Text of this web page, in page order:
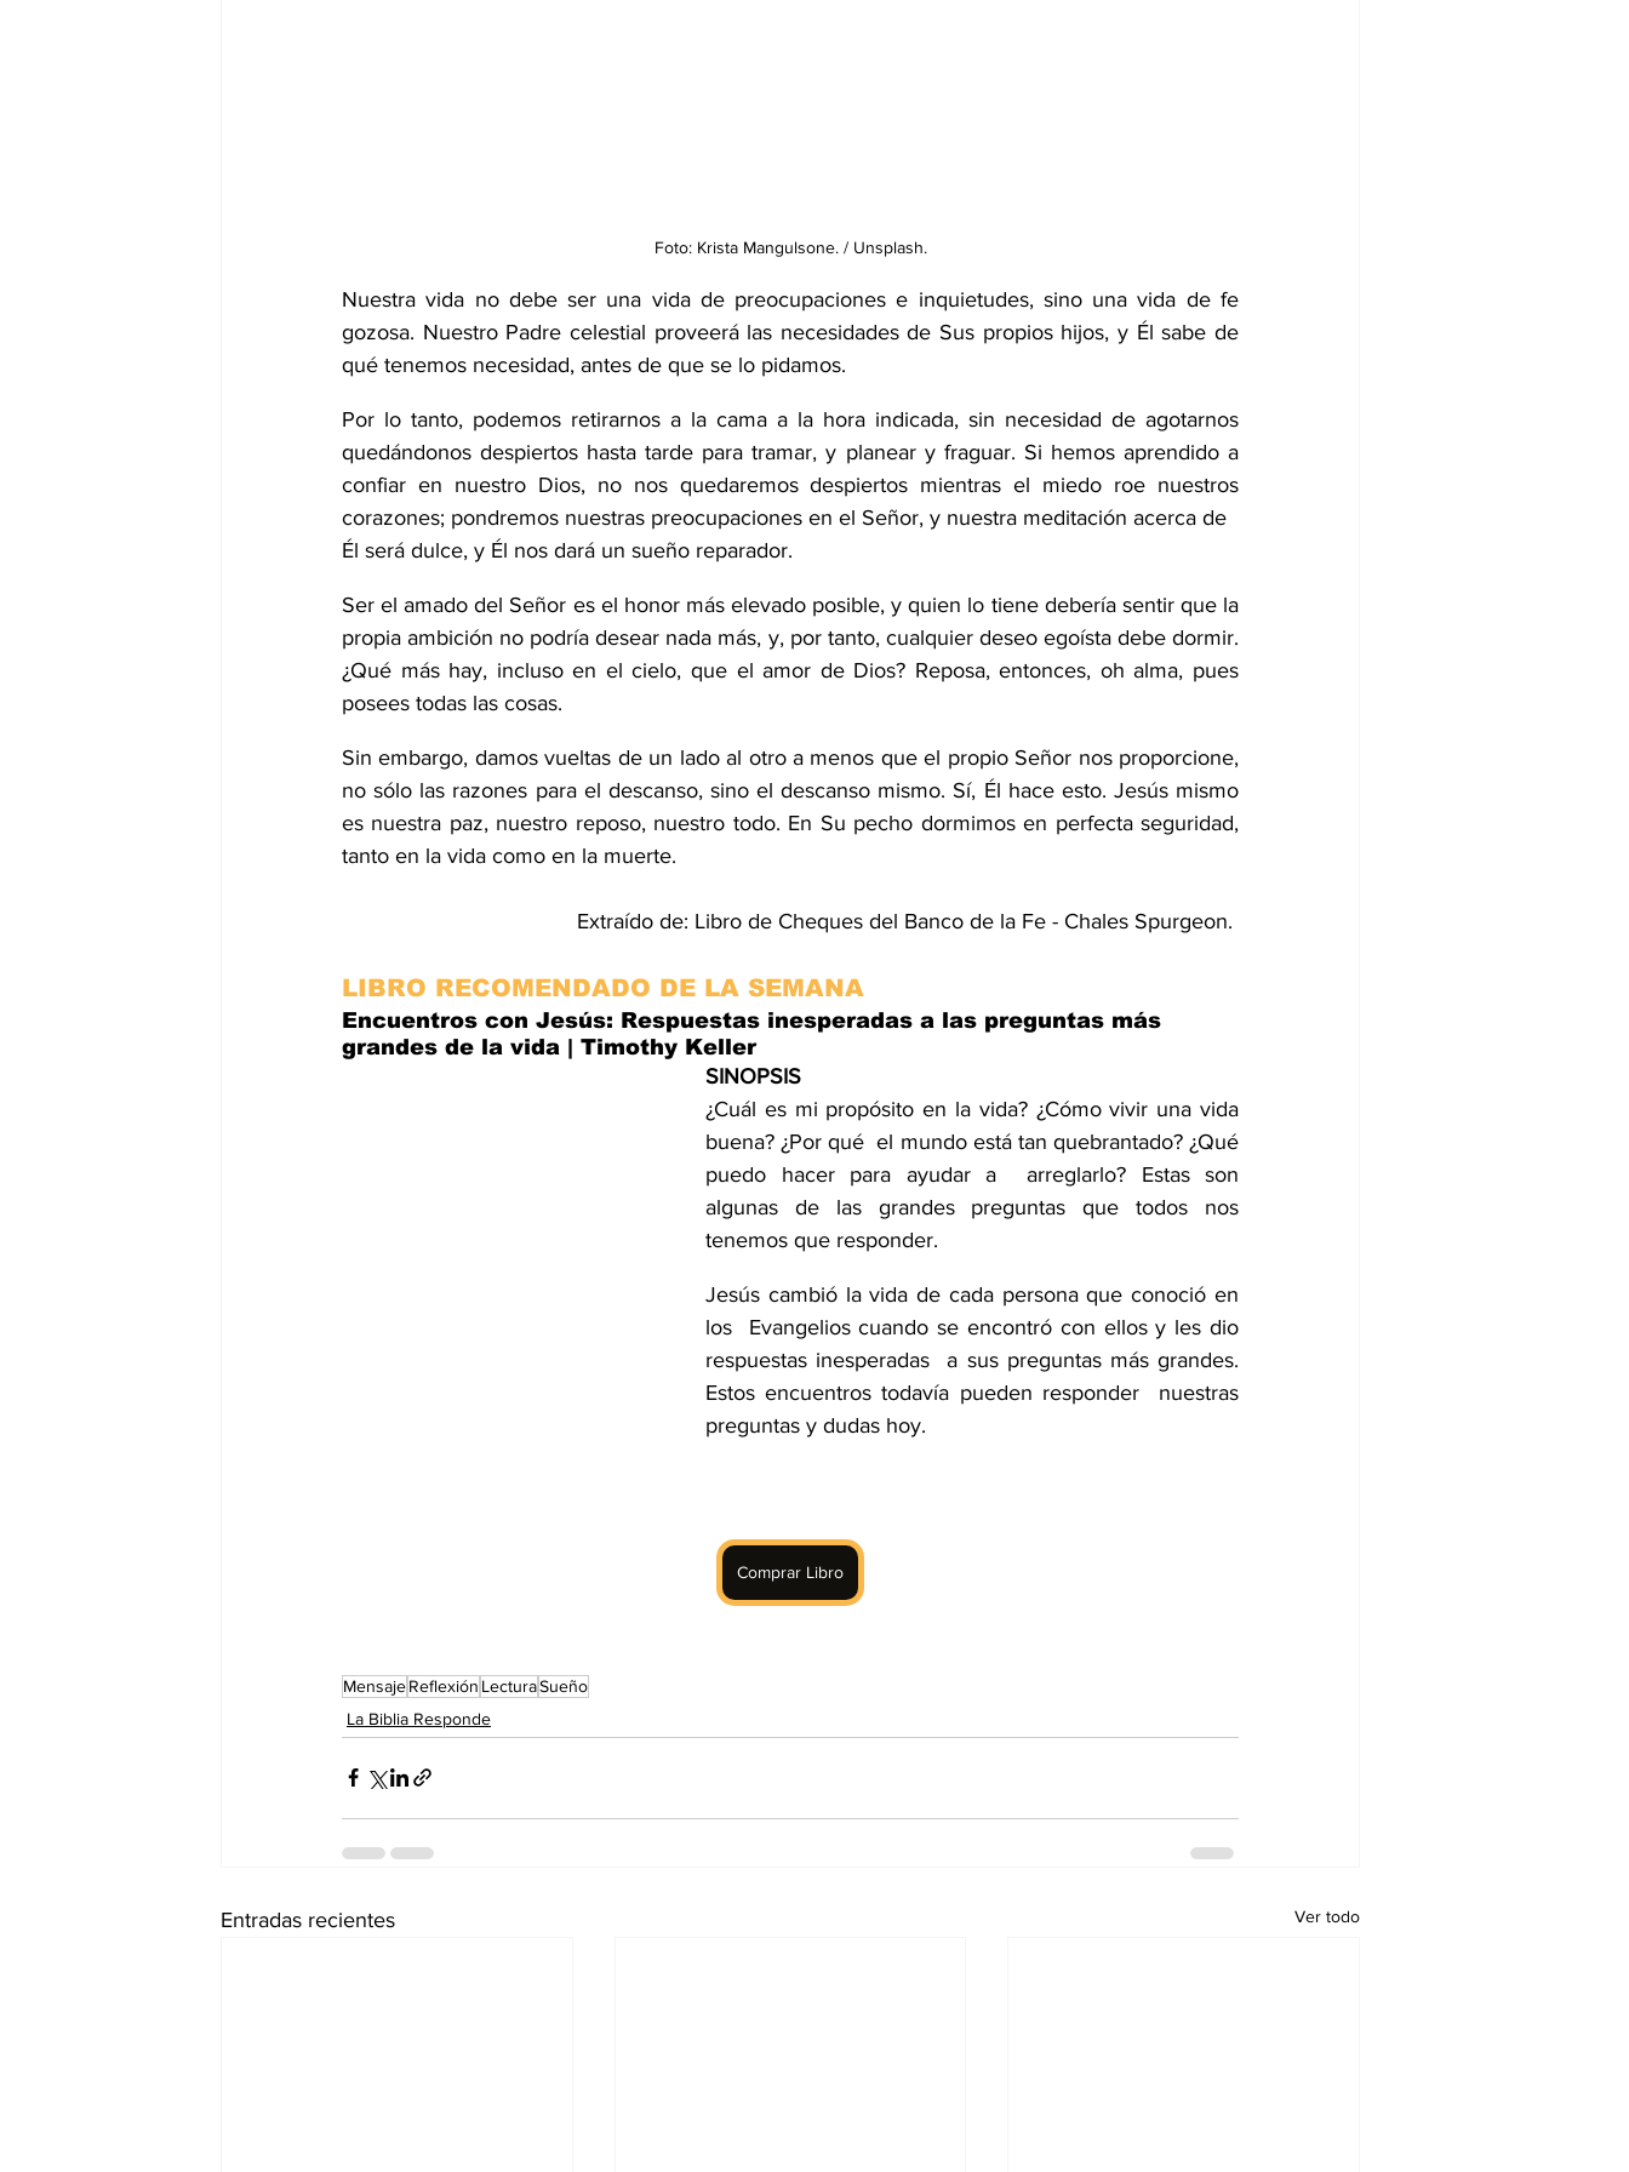
Foto: Krista Mangulsone. / Unsplash.
Nuestra vida no debe ser una vida de preocupaciones e inquietudes, sino una vida de fe
gozosa. Nuestro Padre celestial proveerá las necesidades de Sus propios hijos, y Él sabe de
qué tenemos necesidad, antes de que se lo pidamos.
Por lo tanto, podemos retirarnos a la cama a la hora indicada, sin necesidad de agotarnos
quedándonos despiertos hasta tarde para tramar, y planear y fraguar. Si hemos aprendido a
confiar en nuestro Dios, no nos quedaremos despiertos mientras el miedo roe nuestros
corazones; pondremos nuestras preocupaciones en el Señor, y nuestra meditación acerca de
Él será dulce, y Él nos dará un sueño reparador.
Ser el amado del Señor es el honor más elevado posible, y quien lo tiene debería sentir que la
propia ambición no podría desear nada más, y, por tanto, cualquier deseo egoísta debe dormir.
¿Qué más hay, incluso en el cielo, que el amor de Dios? Reposa, entonces, oh alma, pues
posees todas las cosas.
Sin embargo, damos vueltas de un lado al otro a menos que el propio Señor nos proporcione,
no sólo las razones para el descanso, sino el descanso mismo. Sí, Él hace esto. Jesús mismo
es nuestra paz, nuestro reposo, nuestro todo. En Su pecho dormimos en perfecta seguridad,
tanto en la vida como en la muerte.
Extraído de: Libro de Cheques del Banco de la Fe - Chales Spurgeon.
LIBRO RECOMENDADO DE LA SEMANA
Encuentros con Jesús: Respuestas inesperadas a las preguntas más
grandes de la vida | Timothy Keller
SINOPSIS
¿Cuál es mi propósito en la vida? ¿Cómo vivir una vida
buena? ¿Por qué  el mundo está tan quebrantado? ¿Qué
puedo hacer para ayudar a  arreglarlo? Estas son
algunas de las grandes preguntas que todos nos
tenemos que responder.
Jesús cambió la vida de cada persona que conoció en
los  Evangelios cuando se encontró con ellos y les dio
respuestas inesperadas  a sus preguntas más grandes.
Estos encuentros todavía pueden responder  nuestras
preguntas y dudas hoy.
Comprar Libro
MensajeReflexión LecturaSueño
La Biblia Responde
Entradas recientes Ver todo